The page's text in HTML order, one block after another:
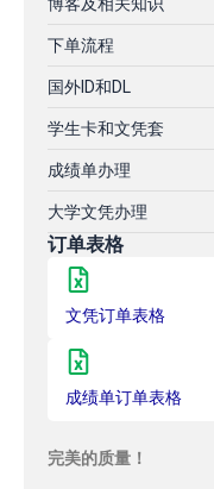
下单流程
国外ID和DL
学生卡和文凭套
成绩单办理
大学文凭办理
订单表格
文凭订单表格
成绩单订单表格
完美的质量！